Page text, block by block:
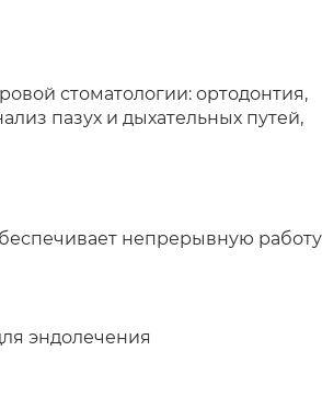
стоматологии: ортодонтия,
пазух и дыхательных путей,
непрерывную
эндолечения